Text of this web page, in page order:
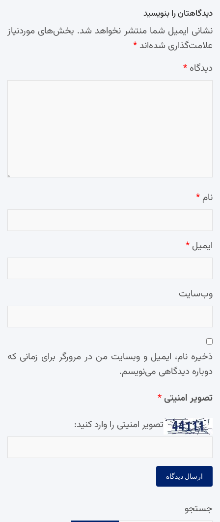
دیدگاهتان را بنویسید
نشانی ایمیل شما منتشر نخواهد شد. بخش‌های موردنیاز
علامت‌گذاری شده‌اند *
دیدگاه *
نام *
ایمیل *
وب‌سایت
ذخیره نام، ایمیل و وبسایت من در مرورگر برای زمانی که
دوباره دیدگاهی می‌نویسم.
تصویر امنیتی*
تصویر امنیتی را وارد کنید:
جستجو